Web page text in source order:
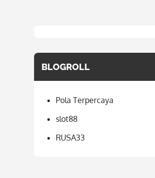
BLOGROLL
Pola Terpercaya
slot88
RUSA33